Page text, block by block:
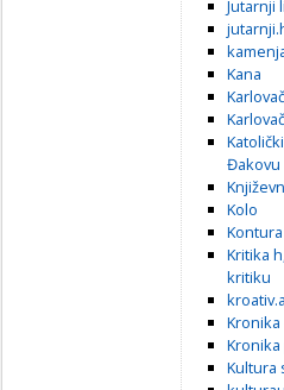
Jutarnji
Kana
Đakovu
Kolo
Kontura
Kritika
kritiku
Kultura